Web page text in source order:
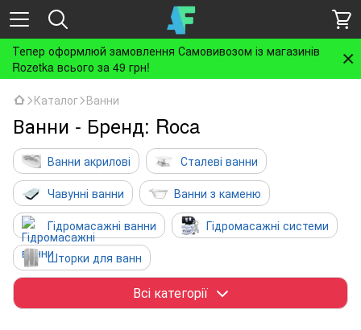
Тепер оформлюй замовлення Самовивозом із магазинів
Rozetka всього за 49 грн!
Каталог Ванни
Ванни - Бренд: Roca
Ванни акрилові
Сталеві ванни
Чавунні ванни
Ванни з каменю
Гідромасажні ванни
Гідромасажні системи
Шторки для ванн
Ніжки, каркаси, ручки, підголовники
Всі категорії